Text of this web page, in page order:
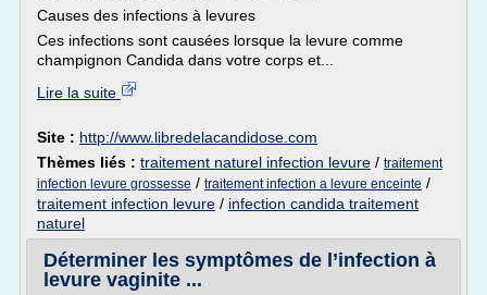
Causes des infections à levures
Ces infections sont causées lorsque la levure comme
champignon Candida dans votre corps et...
Lire la suite
Site : http://www.libredelacandidose.com
Thèmes liés : traitement naturel infection levure / traitement
infection levure grossesse / traitement infection a levure enceinte /
traitement infection levure / infection candida traitement
naturel
Déterminer les symptômes de l’infection à
levure vaginite ...